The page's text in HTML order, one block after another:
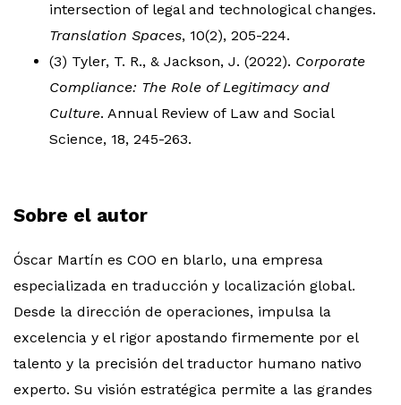
intersection of legal and technological changes.
Translation Spaces, 10(2), 205-224.
(3) Tyler, T. R., & Jackson, J. (2022). Corporate
Compliance: The Role of Legitimacy and
Culture. Annual Review of Law and Social
Science, 18, 245-263.
Sobre el autor
Óscar Martín es COO en blarlo, una empresa
especializada en traducción y localización global.
Desde la dirección de operaciones, impulsa la
excelencia y el rigor apostando firmemente por el
talento y la precisión del traductor humano nativo
experto. Su visión estratégica permite a las grandes